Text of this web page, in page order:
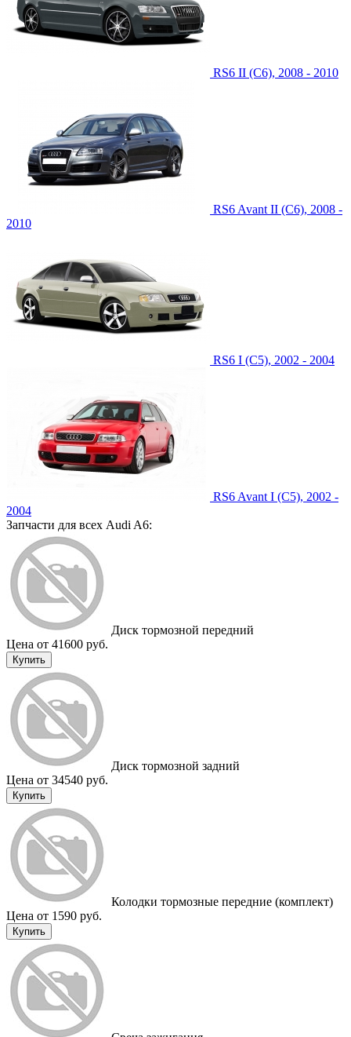
RS6 II (C6), 2008 - 2010
RS6 Avant II (C6), 2008 -
2010
RS6 I (C5), 2002 - 2004
RS6 Avant I (C5), 2002 -
2004
Запчасти для всех Audi A6:
Диск тормозной передний
Цена от 41600 руб.
Купить
Диск тормозной задний
Цена от 34540 руб.
Купить
Колодки тормозные передние (комплект)
Цена от 1590 руб.
Купить